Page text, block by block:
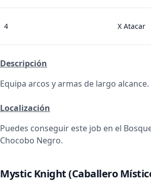
4 X Atacar
Descripción
Equipa arcos y armas de largo alcance.
Localización
Puedes conseguir este job en el
Chocobo Negro.
Mystic Knight (Caballero